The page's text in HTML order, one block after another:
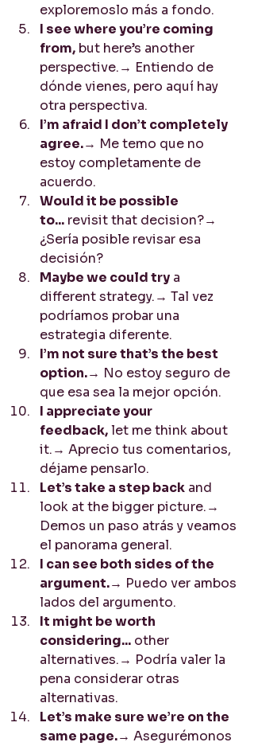
exploremoslo más a fondo.
I see where you’re coming
from, but here’s another
perspective.→ Entiendo de
dónde vienes, pero aquí hay
otra perspectiva.
I’m afraid I don’t completely
agree.→ Me temo que no
estoy completamente de
acuerdo.
Would it be possible
to... revisit that decision?→
¿Sería posible revisar esa
decisión?
Maybe we could try a
different strategy.→ Tal vez
podríamos probar una
estrategia diferente.
I’m not sure that’s the best
option.→ No estoy seguro de
que esa sea la mejor opción.
I appreciate your
feedback, let me think about
it.→ Aprecio tus comentarios,
déjame pensarlo.
Let’s take a step back and
look at the bigger picture.→
Demos un paso atrás y veamos
el panorama general.
I can see both sides of the
argument.→ Puedo ver ambos
lados del argumento.
It might be worth
considering... other
alternatives.→ Podría valer la
pena considerar otras
alternativas.
Let’s make sure we’re on the
same page.→ Asegurémonos